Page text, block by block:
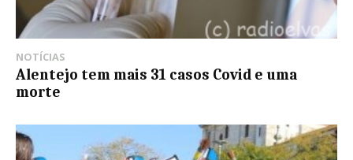
NOTÍCIAS
Alentejo tem mais 31 casos Covid e uma
morte